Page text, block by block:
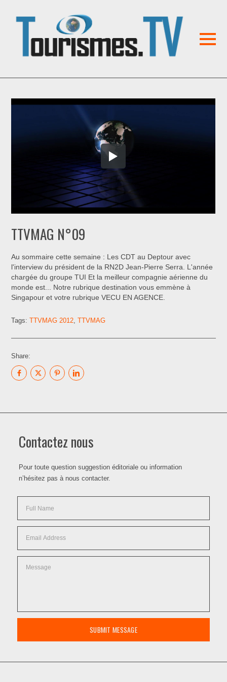
TTVMAG N°09
Au sommaire cette semaine : Les CDT au Deptour avec
l'interview du président de la RN2D Jean-Pierre Serra. L'année
chargée du groupe TUI Et la meilleur compagnie aérienne du
monde est... Notre rubrique destination vous emmène à
Singapour et votre rubrique VECU EN AGENCE.
Tags:TTVMAG 2012 ,TTVMAG
Share:
Contactez nous
Pour toute question suggestion éditoriale ou information
n’hésitez pas à nous contacter.
SUBMIT MESSAGE